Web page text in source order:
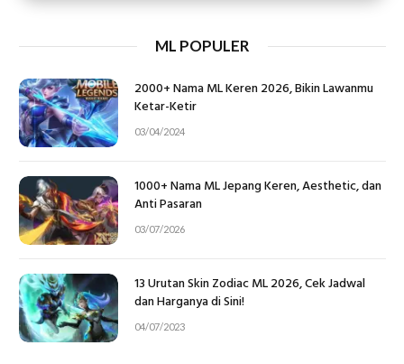
ML POPULER
2000+ Nama ML Keren 2026, Bikin Lawanmu
Ketar-Ketir
03/04/2024
1000+ Nama ML Jepang Keren, Aesthetic, dan
Anti Pasaran
03/07/2026
13 Urutan Skin Zodiac ML 2026, Cek Jadwal
dan Harganya di Sini!
04/07/2023